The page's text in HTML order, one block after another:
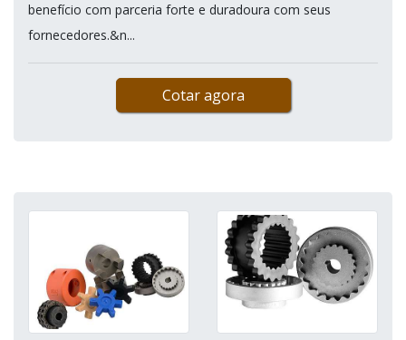
benefício com parceria forte e duradoura com seus
fornecedores.&n...
Cotar agora